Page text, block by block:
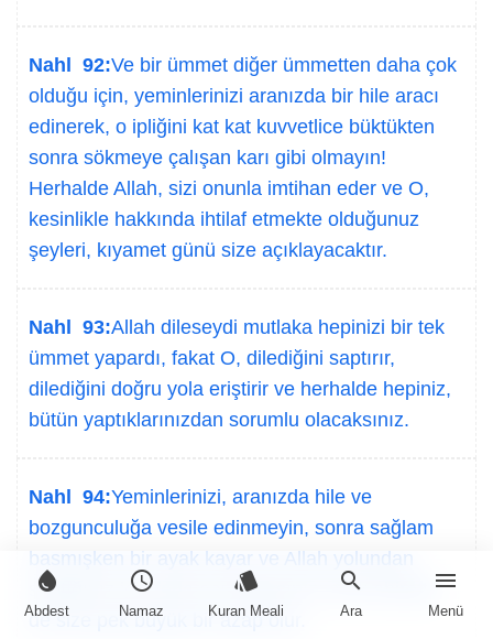
water_drop
Abdest
schedule
Namaz
style
Kuran Meali
search
Ara
menu
Menü
Nahl 92:Ve bir ümmet diğer ümmetten daha çok
olduğu için, yeminlerinizi aranızda bir hile aracı
edinerek, o ipliğini kat kat kuvvetlice büktükten
sonra sökmeye çalışan karı gibi olmayın!
Herhalde Allah, sizi onunla imtihan eder ve O,
kesinlikle hakkında ihtilaf etmekte olduğunuz
şeyleri, kıyamet günü size açıklayacaktır.
Nahl 93:Allah dileseydi mutlaka hepinizi bir tek
ümmet yapardı, fakat O, dilediğini saptırır,
dilediğini doğru yola eriştirir ve herhalde hepiniz,
bütün yaptıklarınızdan sorumlu olacaksınız.
Nahl 94:Yeminlerinizi, aranızda hile ve
bozgunculuğa vesile edinmeyin, sonra sağlam
basmışken bir ayak kayar ve Allah yolundan
saptığınız için fena acı tadarsınız; artık ahirette
de size pek büyük bir azap olur.